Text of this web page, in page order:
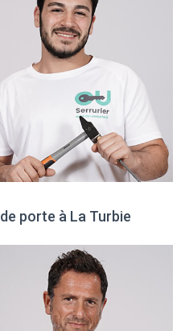
porte à La Turbie